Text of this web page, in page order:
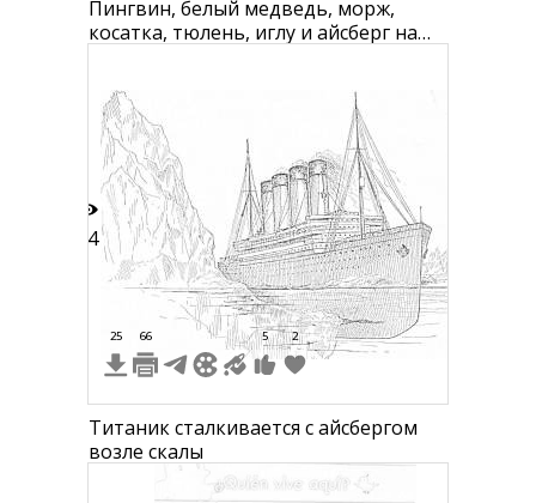
Пингвин, белый медведь, морж,
косатка, тюлень, иглу и айсберг на
94
25 66 5 2
Титаник сталкивается с айсбергом
возле скалы